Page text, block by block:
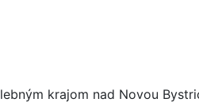
krajom nad Novou